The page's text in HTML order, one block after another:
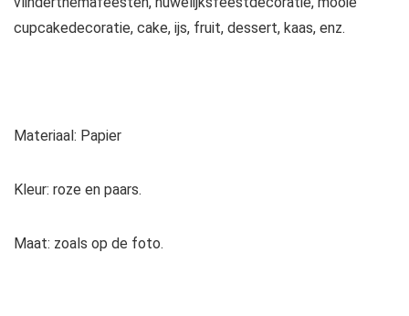
cupcakedecoratie, cake, ijs, fruit, dessert, kaas, enz.
Materiaal: Papier
Kleur: roze en paars.
Maat: zoals op de foto.